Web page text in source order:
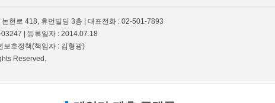
현로 418, 휴먼빌딩 3층 | 대표전화 : 02-501-7893
| 등록일자 : 2014.07.18
보호정책(책임자 : 김형광)
Reserved.